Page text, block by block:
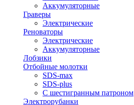
Аккумуляторные
Граверы
Электрические
Реноваторы
Электрические
Аккумуляторные
Лобзики
Отбойные молотки
SDS-max
SDS-plus
С шестигранным патроном
Электрорубанки